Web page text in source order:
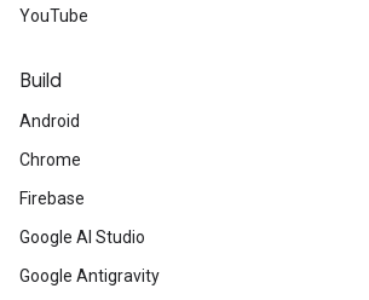
YouTube
Build
Android
Chrome
Firebase
Google AI Studio
Google Antigravity